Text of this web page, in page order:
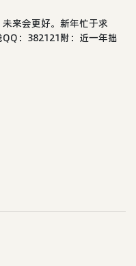
来会更好。新年忙于求
：382121附：近一年拙